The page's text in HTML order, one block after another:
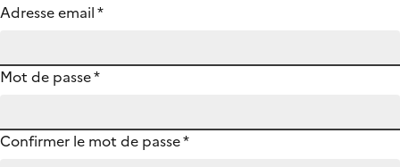
Adresse email*
Mot de passe*
Confirmer le mot de passe*